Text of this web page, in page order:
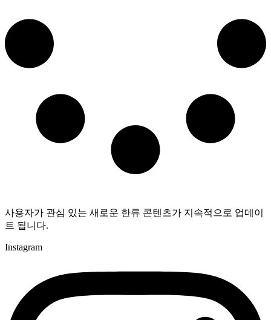
사용자가 관심 있는 새로운 한류 콘텐츠가 지속적으로 업데이
트 됩니다.
Instagram